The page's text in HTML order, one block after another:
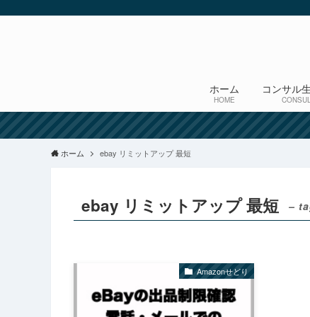
ホーム
HOME
コンサル
ホーム ebay リミットアップ 最短
ebay リミットアップ 最短 –
Amazonせどり